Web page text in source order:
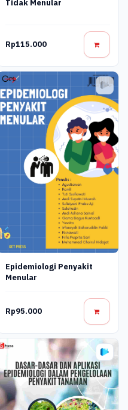
Tidak Menular
Rp115.000
Epidemiologi Penyakit
Menular
Rp95.000